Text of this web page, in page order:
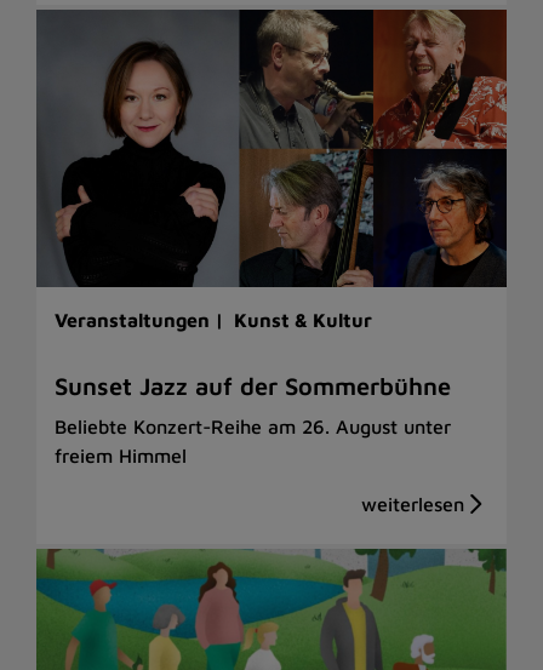
Veranstaltungen | Kunst & Kultur
Sunset Jazz auf der Sommerbühne
Beliebte Konzert-Reihe am 26. August unter
freiem Himmel